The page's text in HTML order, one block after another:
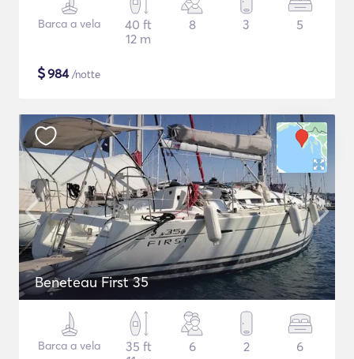
Barca a vela
40 ft
12 m
8 3 5
$984/notte
Beneteau First 35
Barca a vela
35 ft
6 2 6